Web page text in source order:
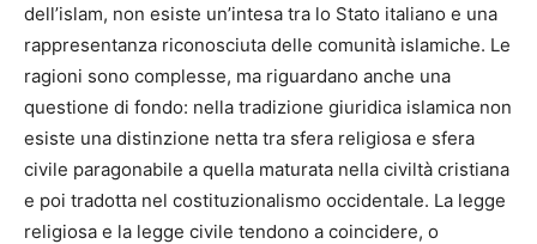
dell’islam, non esiste un’intesa tra lo Stato italiano e una
rappresentanza riconosciuta delle comunità islamiche. Le
ragioni sono complesse, ma riguardano anche una
questione di fondo: nella tradizione giuridica islamica non
esiste una distinzione netta tra sfera religiosa e sfera
civile paragonabile a quella maturata nella civiltà cristiana
e poi tradotta nel costituzionalismo occidentale. La legge
religiosa e la legge civile tendono a coincidere, o